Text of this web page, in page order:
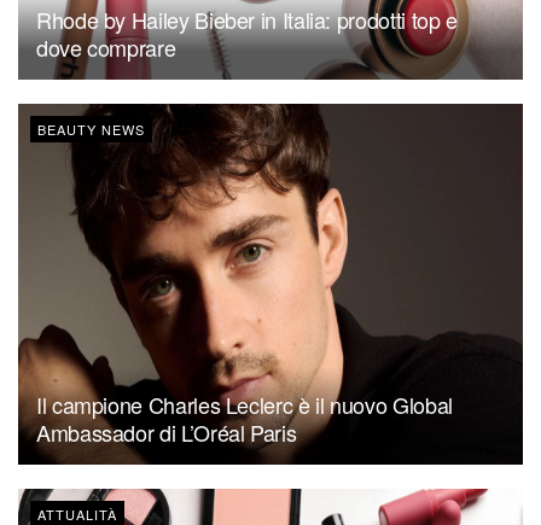
Rhode by Hailey Bieber in Italia: prodotti top e
dove comprare
BEAUTY NEWS
Il campione Charles Leclerc è il nuovo Global
Ambassador di L’Oréal Paris
ATTUALITÀ